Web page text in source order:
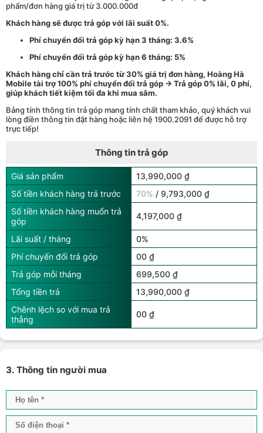
phẩm/đơn hàng giá trị từ 3.000.000đ
Khách hàng sẽ được trả góp với lãi suất 0%.
Phí chuyển đổi trả góp kỳ hạn 3 tháng: 3.6%
Phí chuyển đổi trả góp kỳ hạn 6 tháng: 5%
Khách hàng chỉ cần trả trước từ 30% giá trị đơn hàng, Hoàng Hà
Mobile tài trợ 100% phí chuyển đổi trả góp → Trả góp 0% lãi, 0 phí,
giúp khách tiết kiệm tối đa khi mua sắm.
Bảng tính thông tin trả góp mang tính chất tham khảo, quý khách vui
lòng điền thông tin đặt hàng hoặc liên hệ 1900.2091 để được hỗ trợ
trực tiếp!
Thông tin trả góp
Giá sản phẩm
13,990,000 ₫
Số tiền khách hàng trả trước
70% / 9,793,000 ₫
Số tiền khách hàng muốn trả
góp
4,197,000 ₫
Lãi suất / tháng
0%
Phí chuyển đổi trả góp
00 ₫
Trả góp mỗi tháng
699,500 ₫
Tổng tiền trả
13,990,000 ₫
Chênh lệch so với mua trả
thẳng
00 ₫
3. Thông tin người mua